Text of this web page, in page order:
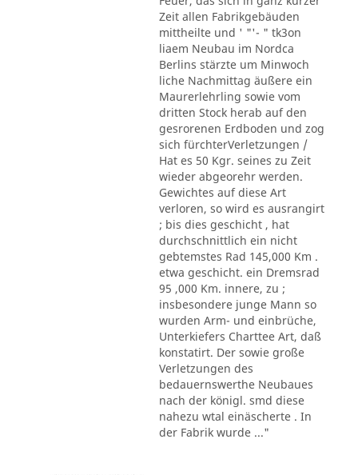
Zeit allen Fabrikgebäuden
mittheilte und ' "'- " tk3on
liaem Neubau im Nordca
Berlins stärzte um Minwoch
liche Nachmittag äußere ein
Maurerlehrling sowie vom
dritten Stock herab auf den
gesrorenen Erdboden und zog
sich fürchterVerletzungen /
Hat es 50 Kgr. seines zu Zeit
wieder abgeorehr werden.
Gewichtes auf diese Art
verloren, so wird es ausrangirt
; bis dies geschicht , hat
durchschnittlich ein nicht
gebtemstes Rad 145,000 Km .
etwa geschicht. ein Dremsrad
95 ,000 Km. innere, zu ;
insbesondere junge Mann so
wurden Arm- und einbrüche,
Unterkiefers Charttee Art, daß
konstatirt. Der sowie große
Verletzungen des
bedauernswerthe Neubaues
nach der königl. smd diese
nahezu wtal einäscherte . In
der Fabrik wurde ..."